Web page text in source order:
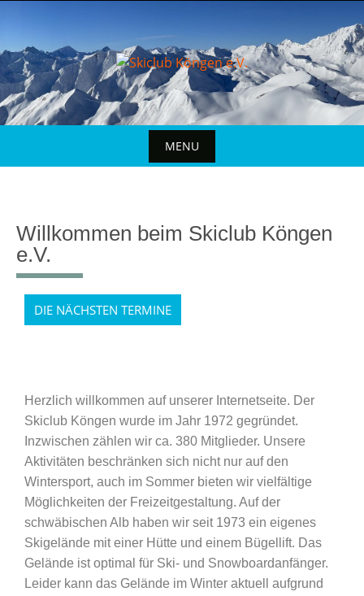
MENU
Willkommen beim Skiclub Köngen
e.V.
DIE NÄCHSTEN TERMINE
Herzlich willkommen auf unserer Internetseite. Der
Skiclub Köngen wurde im Jahr 1972 gegründet.
Inzwischen zählen wir ca. 380 Mitglieder. Unsere
Aktivitäten beschränken sich nicht nur auf den
Wintersport, auch im Sommer bieten wir vielfältige
Möglichkeiten der Freizeitgestaltung. Auf der
schwäbischen Alb haben wir seit 1973 ein eigenes
Skigelände mit einer Hütte und einem Bügellift. Das
Gelände ist optimal für Ski- und Snowboardanfänger.
Leider kann das Gelände im Winter aktuell aufgrund